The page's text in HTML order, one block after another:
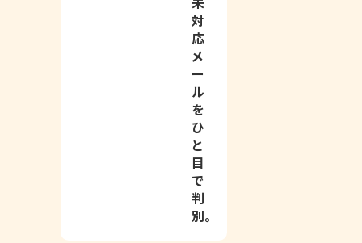
対
応
メ
ー
ル
を
ひ
と
目
で
判
別。